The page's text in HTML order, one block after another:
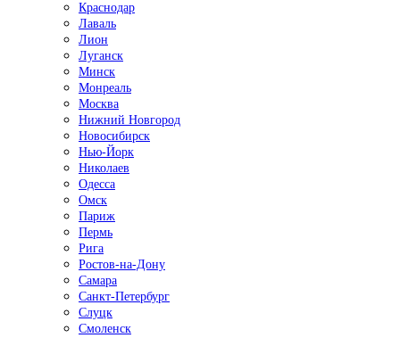
Краснодар
Лаваль
Лион
Луганск
Минск
Монреаль
Москва
Нижний Новгород
Новосибирск
Нью-Йорк
Николаев
Одесса
Омск
Париж
Пермь
Рига
Ростов-на-Дону
Самара
Санкт-Петербург
Слуцк
Смоленск